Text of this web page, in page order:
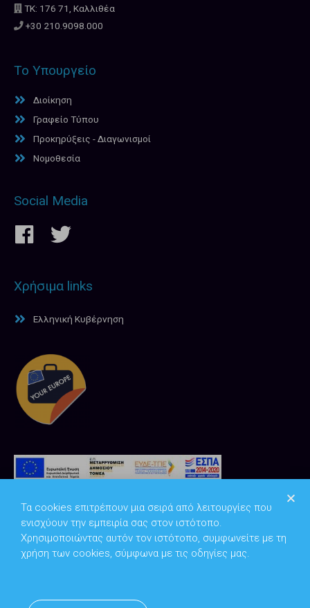
ΤΚ: 176 71, Καλλιθέα
+30 210.9098.000
Το Υπουργείο
Διοίκηση
Γραφείο Τύπου
Προκηρύξεις - Διαγωνισμοί
Νομοθεσία
Social Media
Χρήσιμα links
Ελληνική Κυβέρνηση
Τα cookies επιτρέπουν μια σειρά από λειτουργίες που
ενισχύουν την εμπειρία σας στον ιστότοπο.
Χρησιμοποιώντας αυτόν τον ιστότοπο, συμφωνείτε με τη
χρήση των cookies, σύμφωνα με τις οδηγίες μας.